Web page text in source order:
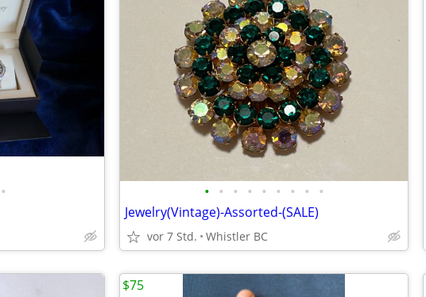
• • • • • • • • • •
Jewelry(Vintage)-Assorted-(SALE)
vor 7 Std. Whistler BC
$75